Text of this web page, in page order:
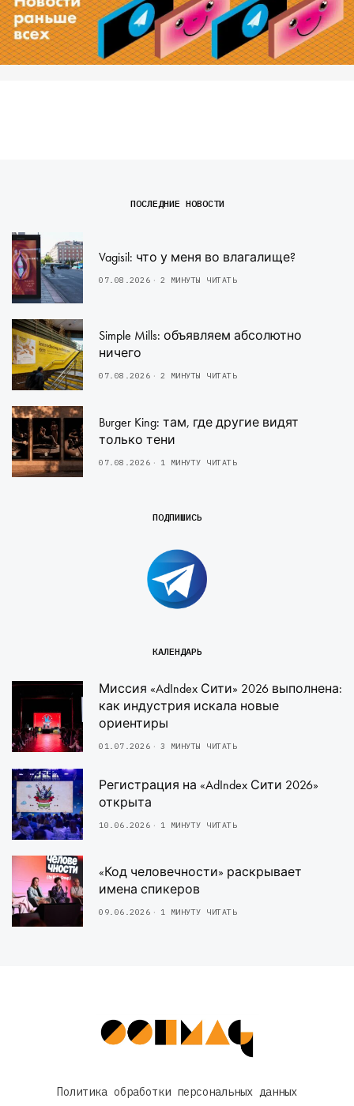
ПОСЛЕДНИЕ НОВОСТИ
Vagisil: что у меня во влагалище?
07.08.2026 2 МИНУТЫ ЧИТАТЬ
Simple Mills: объявляем абсолютно
ничего
07.08.2026 2 МИНУТЫ ЧИТАТЬ
Burger King: там, где другие видят
только тени
07.08.2026 1 МИНУТУ ЧИТАТЬ
ПОДПИШИСЬ
КАЛЕНДАРЬ
Миссия «AdIndex Сити» 2026 выполнена:
как индустрия искала новые
ориентиры
01.07.2026 3 МИНУТЫ ЧИТАТЬ
Регистрация на «AdIndex Сити 2026»
открыта
10.06.2026 1 МИНУТУ ЧИТАТЬ
«Код человечности» раскрывает
имена спикеров
09.06.2026 1 МИНУТУ ЧИТАТЬ
Политика обработки персональных данных